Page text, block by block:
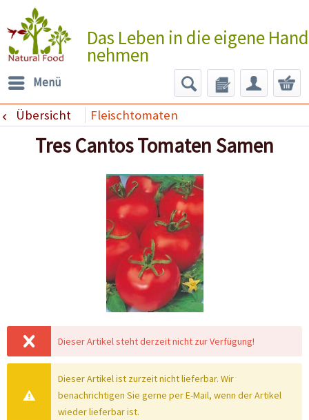
Das Leben in die eigene Hand
nehmen
Menü
Übersicht Fleischtomaten
Tres Cantos Tomaten Samen
Dieser Artikel steht derzeit nicht zur Verfügung!
Dieser Artikel ist zurzeit nicht lieferbar. Wir
benachrichtigen Sie gerne per E-Mail, wenn der Artikel
wieder lieferbar ist.